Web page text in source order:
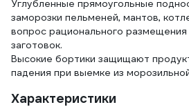
Углубленные прямоугольные
заморозки пельменей, мантов,
вопрос рационального
заготовок.
Высокие бортики защищают
падения при выемке из
Характеристики